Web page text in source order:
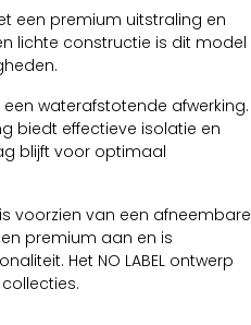
een premium uitstraling en
lichte constructie is dit model
waterafstotende afwerking.
biedt effectieve isolatie en
blijft voor optimaal
voorzien van een afneembare
premium aan en is
Het NO LABEL ontwerp